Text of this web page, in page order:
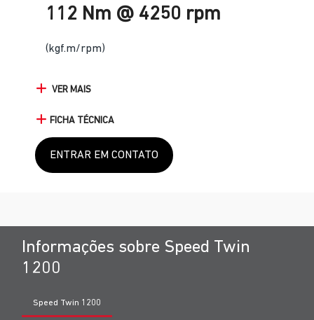
112 Nm @ 4250 rpm
(kgf.m/rpm)
VER MAIS
FICHA TÉCNICA
ENTRAR EM CONTATO
Informações sobre Speed Twin
1200
Speed Twin 1200